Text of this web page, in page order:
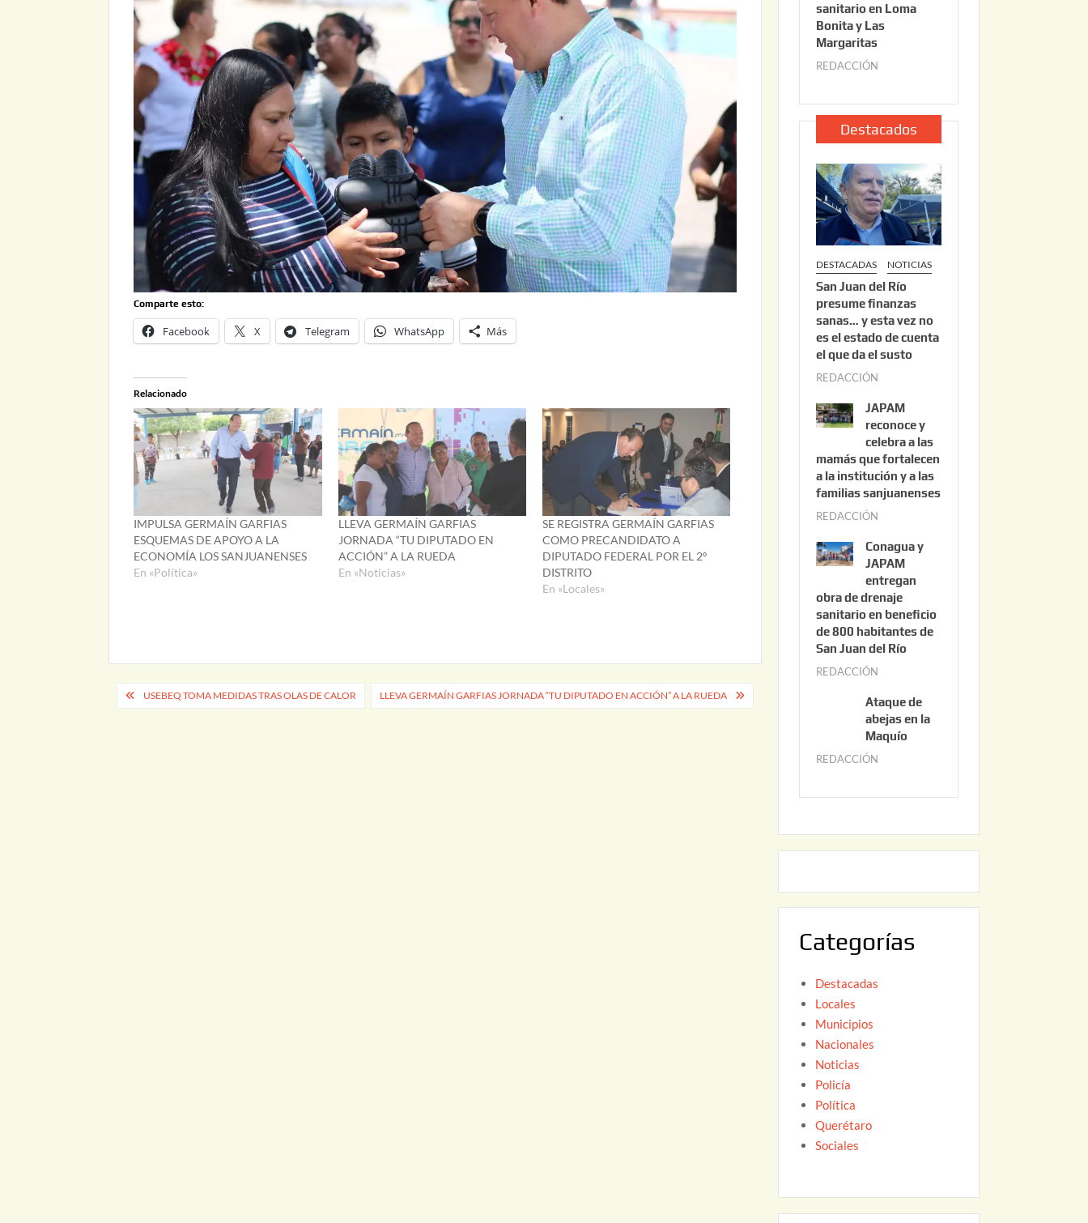
Comparte esto:
Facebook X Telegram WhatsApp Más
Relacionado
IMPULSA GERMAÍN GARFIAS
ESQUEMAS DE APOYO A LA
ECONOMÍA LOS SANJUANENSES
En «Política»
LLEVA GERMAÍN GARFIAS
JORNADA “TU DIPUTADO EN
ACCIÓN” A LA RUEDA
En «Noticias»
SE REGISTRA GERMAÍN GARFIAS
COMO PRECANDIDATO A
DIPUTADO FEDERAL POR EL 2º
DISTRITO
En «Locales»
Navegación
USEBEQ TOMA MEDIDAS TRAS OLAS DE CALOR LLEVA GERMAÍN GARFIAS JORNADA “TU DIPUTADO EN ACCIÓN” A LA RUEDA
2
2
2
6
sanitario en Loma
Bonita y Las
Margaritas
REDACCIÓN
l
i
o
2
2
,
2
0
2
6
Destacados
DESTACADAS NOTICIAS
San Juan del Río
presume finanzas
sanas… y esta vez no
es el estado de cuenta
el que da el susto
REDACCIÓN
s
t
o
3
0
2
6
JAPAM
reconoce y
celebra a las
mamás que fortalecen
a la institución y a las
familias sanjuanenses
REDACCIÓN
n
i
o
3
0
0
2
6
Conagua y
JAPAM
entregan
obra de drenaje
sanitario en beneficio
de 800 habitantes de
San Juan del Río
REDACCIÓN
n
i
0
2
Ataque de
abejas en la
Maquío
REDACCIÓN
y
2
Categorías
Destacadas
Locales
Municipios
Nacionales
Noticias
Policía
Política
Querétaro
Sociales